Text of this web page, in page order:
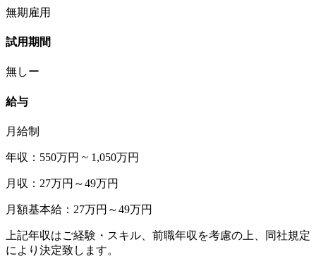
無期雇用
試用期間
無しー
給与
月給制
年収：550万円 ~ 1,050万円
月収：27万円～49万円
月額基本給：27万円～49万円
上記年収はご経験・スキル、前職年収を考慮の上、同社規定
により決定致します。